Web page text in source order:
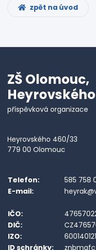
zpět na úvod
ZŠ Olomouc,
příspěvková organizace
Heyrovského 460/33
779 00 Olomouc
Telefon:
585 758
E-mail:
IČO:
DIČ:
IZO:
600140121
ID schránky:
znbmqfc